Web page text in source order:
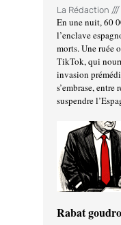
La Rédaction
En une nuit, 60
l’enclave
morts. Une ruée
TikTok, qui
invasion
s’embrase,
suspendre
Rabat